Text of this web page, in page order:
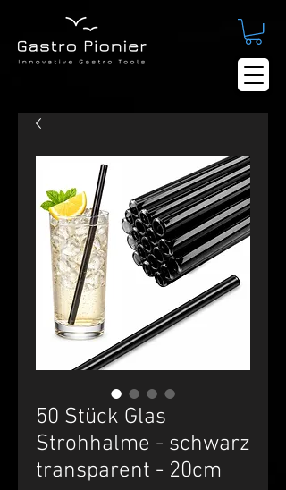
50 Stück Glas
Strohhalme - schwarz
transparent - 20cm